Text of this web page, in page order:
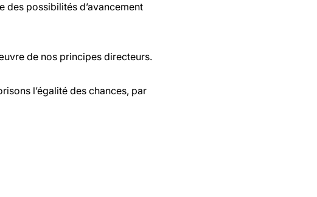
des possibilités d’avancement
de nos principes directeurs.
l’égalité des chances, par